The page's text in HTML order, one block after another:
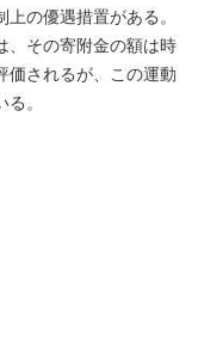
の優遇措置がある。
、その寄附金の額は時
価されるが、この運動
。